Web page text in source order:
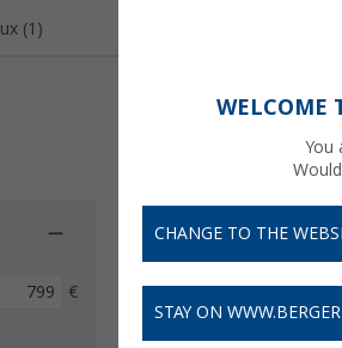
(1)
€
QNUXWELCOME
You
CHANGE TO THE
STAY ON